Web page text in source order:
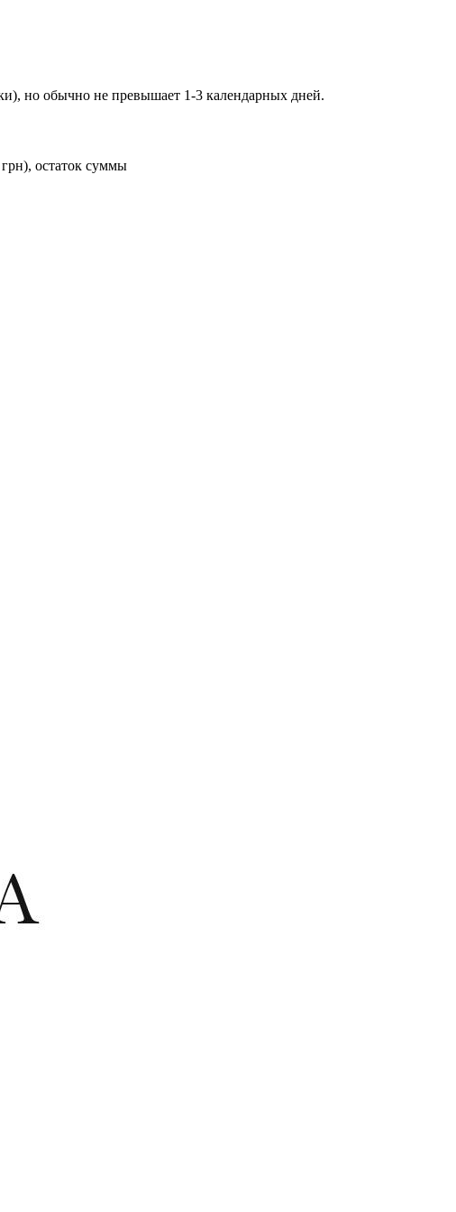
но обычно не превышает 1-3 календарных дней.
остаток суммы